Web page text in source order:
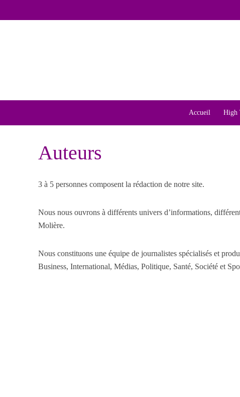
Accueil High
Auteurs
3 à 5 personnes composent la rédaction de notre site.
Nous nous ouvrons à différents univers d’informations,
Molière.
Nous constituons une équipe de journalistes spécialisés et
Business, International, Médias, Politique, Santé, Société et